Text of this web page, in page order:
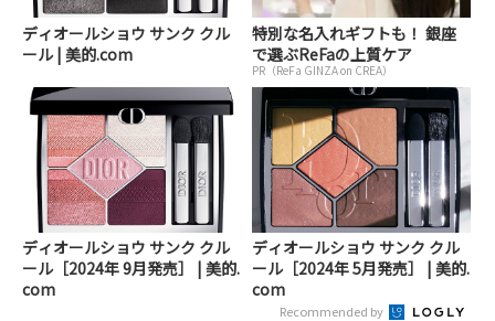
ディオールショウ サンク クル
ール | 美的.com
特別な名入れギフトも！ 銀座
で選ぶReFaの上質ケア
PR（ReFa GINZA on CREA）
ディオールショウ サンク クル
ール［2024年 9月発売］ | 美的.
com
ディオールショウ サンク クル
ール［2024年 5月発売］ | 美的.
com
Recommended by